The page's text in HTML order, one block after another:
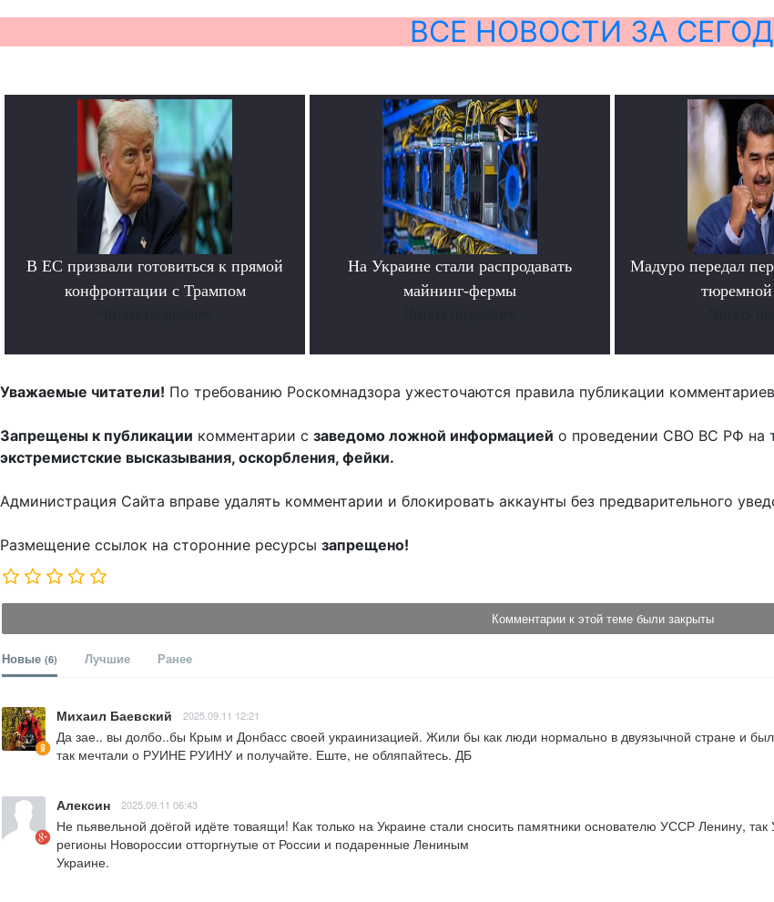
ВСЕ НОВОСТИ ЗА
В ЕС призвали готовиться к прямой
конфронтации с Трампом
На Украине стали распродавать
майнинг-фермы
Мадуро передал
Уважаемые читатели! По требованию Роскомнадзора ужесточаются правила публикации
Запрещены к публикации комментарии с заведомо ложной информацией о проведении СВО ВС РФ на
экстремистские высказывания, оскорбления, фейки.
Администрация Сайта вправе удалять комментарии и блокировать аккаунты без предварительного
Размещение ссылок на сторонние ресурсы запрещено!
Комментарии к этой теме были закрыты
Новые (6) Лучшие Ранее
Михаил Баевский 2025.09.11 12:21
Да зае.. вы долбо..бы Крым и Донбасс своей украинизацией. Жили бы как люди нормально в двуязычной стране и
так мечтали о РУИНЕ РУИНУ и получайте. Еште, не обляпайтесь. ДБ
Алексин 2025.09.11 06:43
Не пьявельной доёгой идёте товаящи! Как только на Украине стали сносить памятники основателю УССР Ленину,
регионы Новороссии отторгнутые от России и подаренные Лениным
Украине.